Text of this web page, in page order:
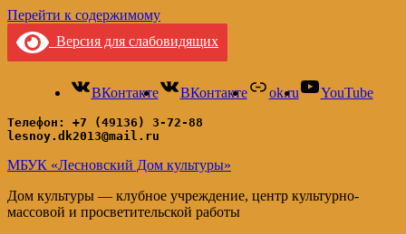
Перейти к содержимому
Версия для слабовидящих
ВКонтакте ВКонтакте ok.ru YouTube
Телефон: +7 (49136) 3-72-88
lesnoy.dk2013@mail.ru
МБУК «Лесновский Дом культуры»
Дом культуры — клубное учреждение, центр культурно-
массовой и просветительской работы